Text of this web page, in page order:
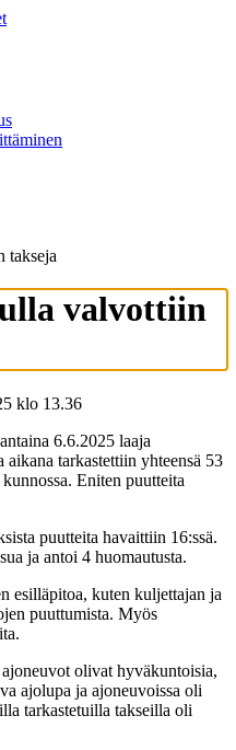
takseja
valvottiin
klo 13.36
6.6.2025 laaja
tarkastettiin yhteensä 53
Eniten puutteita
puutteita havaittiin 16:ssä.
ja antoi 4 huomautusta.
esilläpitoa, kuten kuljettajan ja
puuttumista. Myös
olivat hyväkuntoisia,
ajolupa ja ajoneuvoissa oli
tarkastetuilla takseilla oli